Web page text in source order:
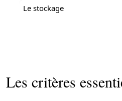
Le stockage
Les critères